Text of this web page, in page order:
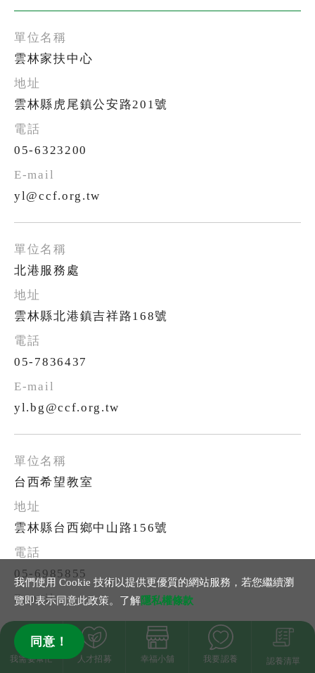
雲林家扶中心
雲林縣虎尾鎮公安路201號
05-6323200
yl@ccf.org.tw
北港服務處
雲林縣北港鎮吉祥路168號
05-7836437
yl.bg@ccf.org.tw
台西希望教室
雲林縣台西鄉中山路156號
05-6985855
我需要幫忙 人才招募 幸福小舖 我要認養 認養清單
我們使用 Cookie 技術以提供更優質的網站服務，若您繼續瀏
覽即表示同意此政策。了解隱私權條款
同意！